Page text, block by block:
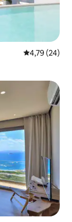
4,79 de uma
4,79 (24)